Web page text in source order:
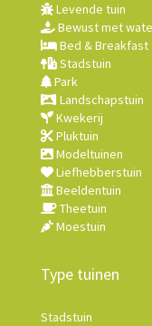
Levende tuin
Bewust met
Bed & Breakfast
Stadstuin
Park
Landschapstuin
Kwekerij
Pluktuin
Modeltuinen
Liefhebberstuin
Beeldentuin
Theetuin
Moestuin
Type tuinen
Stadstuin